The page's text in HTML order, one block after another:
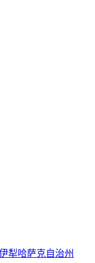
犁哈萨克自治州